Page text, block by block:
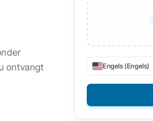
JPG naar PDF
JPEG naar PDF
PNG naar PDF
DOCX naar TXT
EPUB naar PDF
Albanees
Filipijns
Fins
ontvangt
Engels (Engels)